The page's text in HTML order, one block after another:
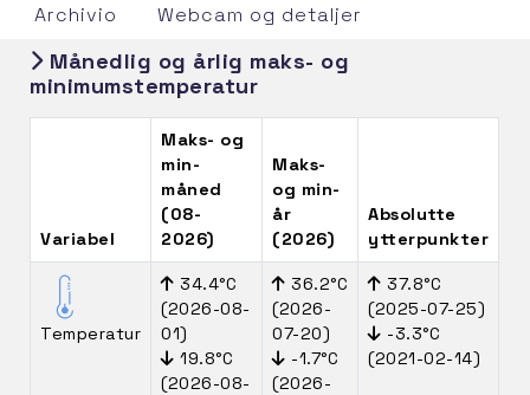
Archivio
Webcam og detaljer
Månedlig og årlig maks- og
minimumstemperatur
Variabel
Maks- og
min-
måned
(08-
2026)
Maks-
og min-
år
(2026)
Absolutte
ytterpunkter
Temperatur
34.4°C
(2026-08-
01)
19.8°C
(2026-08-
36.2°C
(2026-
07-20)
-1.7°C
(2026-
37.8°C
(2025-07-25)
-3.3°C
(2021-02-14)